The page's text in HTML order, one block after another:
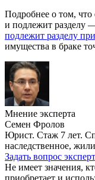
Подробнее о том, что
и подлежит разделу
подлежит разделу
имущества в браке
Мнение эксперта
Семен Фролов
Юрист. Стаж 7 лет.
наследственное,
Задать вопрос
Не имеет значения,